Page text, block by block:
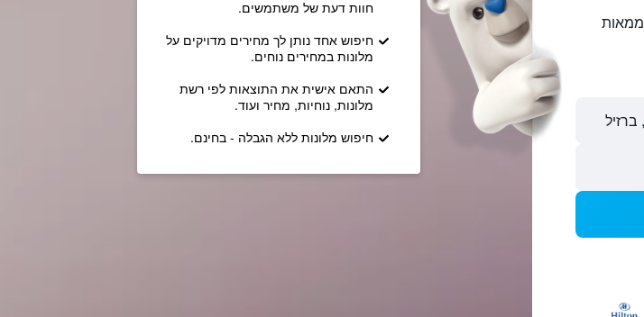
חיפוש והשוואתמלונות בקרבת מקום Praca Liberdade ממאות
חוות דעת של משתמשים.
חיפוש אחד נותן לך מחירים מדויקים על
מלונות במחירים נוחים.
התאם אישית את התוצאות לפי רשת
מלונות, נוחיות, מחיר ועוד.
חיפוש מלונות ללא הגבלה - בחינם.